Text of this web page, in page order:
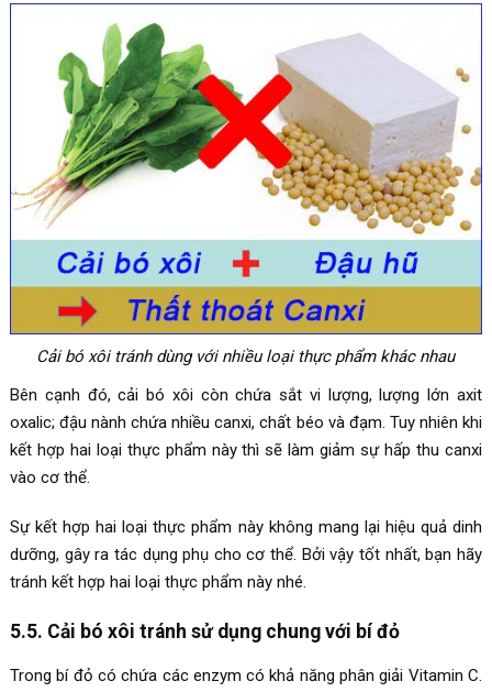
Cải bó xôi tránh dùng với nhiều loại thực phẩm khác nhau
Bên cạnh đó, cải bó xôi còn chứa sắt vi lượng, lượng lớn axit
oxalic; đậu nành chứa nhiều canxi, chất béo và đạm. Tuy nhiên khi
kết hợp hai loại thực phẩm này thì sẽ làm giảm sự hấp thu canxi
vào cơ thể.
Sự kết hợp hai loại thực phẩm này không mang lại hiệu quả dinh
dưỡng, gây ra tác dụng phụ cho cơ thể. Bởi vậy tốt nhất, bạn hãy
tránh kết hợp hai loại thực phẩm này nhé.
5.5. Cải bó xôi tránh sử dụng chung với bí đỏ
Trong bí đỏ có chứa các enzym có khả năng phân giải Vitamin C.